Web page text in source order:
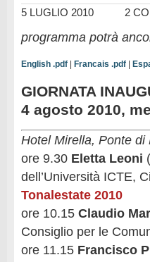
5 LUGLIO 2010 2
programma potrà
English .pdf Francais .pdf
GIORNATA
4 agosto 2010,
Hotel Mirella, Ponte di
ore 9.30 Eletta Leoni
dell’Università ICTE,
Tonalestate 2010
ore 10.15 Claudio
Consiglio per le
ore 11.15 Francisco